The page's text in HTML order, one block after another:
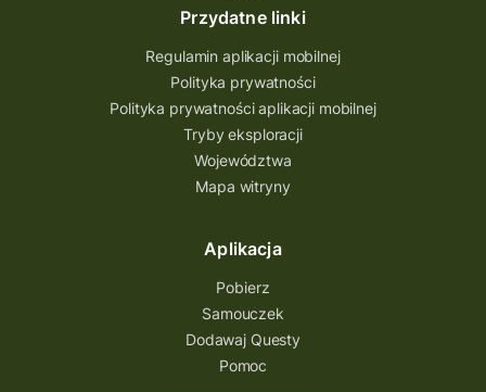
Przydatne linki
Regulamin aplikacji mobilnej
Polityka prywatności
Polityka prywatności aplikacji mobilnej
Tryby eksploracji
Województwa
Mapa witryny
Aplikacja
Pobierz
Samouczek
Dodawaj Questy
Pomoc